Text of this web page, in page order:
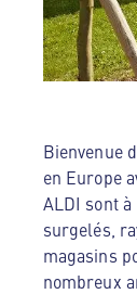
Bienvenue
en Europe
ALDI sont
surgelés,
magasins
nombreux